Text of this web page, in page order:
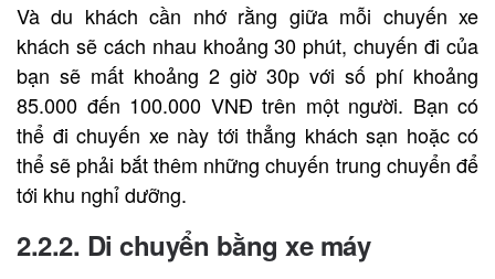
Và du khách cần nhớ rằng giữa mỗi chuyến xe
khách sẽ cách nhau khoảng 30 phút, chuyến đi của
bạn sẽ mất khoảng 2 giờ 30p với số phí khoảng
85.000 đến 100.000 VNĐ trên một người. Bạn có
thể đi chuyến xe này tới thẳng khách sạn hoặc có
thể sẽ phải bắt thêm những chuyến trung chuyển để
tới khu nghỉ dưỡng.
2.2.2. Di chuyển bằng xe máy